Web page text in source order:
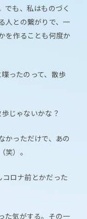
でも、私はものづく
人との繋がりで、一
を作ることも何度か
ったのって、散歩
じゃないかな？
かっただけで、あの
）。
ロナ前とかだった
た気がする。その一